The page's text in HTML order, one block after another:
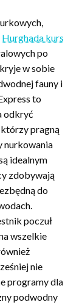
Hurghada kurs
po
w sobie
fauny i
to
odkryć
pragną
nurkowania
idealnym
zdobywają
do
poczuł
wszelkie
nie
programy dla
podwodny